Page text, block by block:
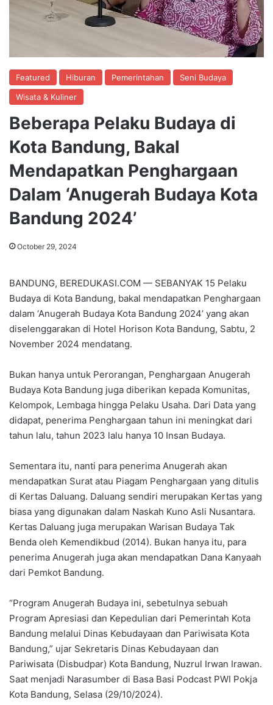
Featured Hiburan Pemerintahan
Seni Budaya
Wisata & Kuliner
Beberapa Pelaku Budaya di
Kota Bandung, Bakal
Mendapatkan Penghargaan
Dalam ‘Anugerah Budaya Kota
Bandung 2024’
October 29, 2024
BANDUNG, BEREDUKASI.COM — SEBANYAK 15 Pelaku
Budaya di Kota Bandung, bakal mendapatkan Penghargaan
dalam ‘Anugerah Budaya Kota Bandung 2024’ yang akan
diselenggarakan di Hotel Horison Kota Bandung, Sabtu, 2
November 2024 mendatang.
Bukan hanya untuk Perorangan, Penghargaan Anugerah
Budaya Kota Bandung juga diberikan kepada Komunitas,
Kelompok, Lembaga hingga Pelaku Usaha. Dari Data yang
didapat, penerima Penghargaan tahun ini meningkat dari
tahun lalu, tahun 2023 lalu hanya 10 Insan Budaya.
Sementara itu, nanti para penerima Anugerah akan
mendapatkan Surat atau Piagam Penghargaan yang ditulis
di Kertas Daluang. Daluang sendiri merupakan Kertas yang
biasa yang digunakan dalam Naskah Kuno Asli Nusantara.
Kertas Daluang juga merupakan Warisan Budaya Tak
Benda oleh Kemendikbud (2014). Bukan hanya itu, para
penerima Anugerah juga akan mendapatkan Dana Kanyaah
dari Pemkot Bandung.
“Program Anugerah Budaya ini, sebetulnya sebuah
Program Apresiasi dan Kepedulian dari Pemerintah Kota
Bandung melalui Dinas Kebudayaan dan Pariwisata Kota
Bandung,” ujar Sekretaris Dinas Kebudayaan dan
Pariwisata (Disbudpar) Kota Bandung, Nuzrul Irwan Irawan.
Saat menjadi Narasumber di Basa Basi Podcast PWI Pokja
Kota Bandung, Selasa (29/10/2024).